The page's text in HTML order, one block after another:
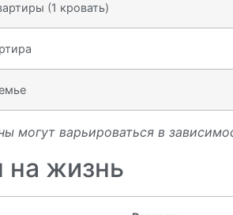
(1 кровать)
могут варьироваться в
на жизнь